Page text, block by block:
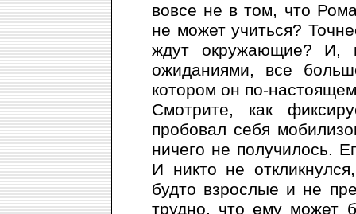
вовсе не в том, что
не может учиться?
ждут окружающие? И,
ожиданиями, все
котором он по-
Смотрите, как
пробовал себя
ничего не получилось.
И никто не
будто взрослые и не
трудно, что ему может